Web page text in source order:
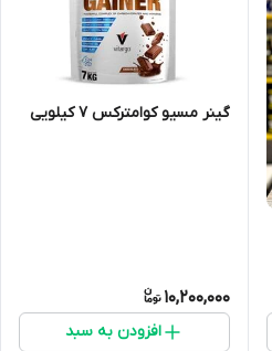
گینر مسیو کوامترکس ۷ کیلویی
10,200,000
افزودن به سبد